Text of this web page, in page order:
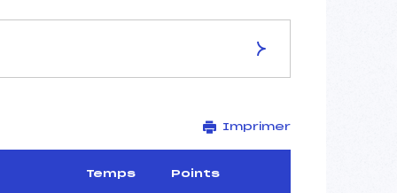
–
4,5 km
Imprimer
Temps Points